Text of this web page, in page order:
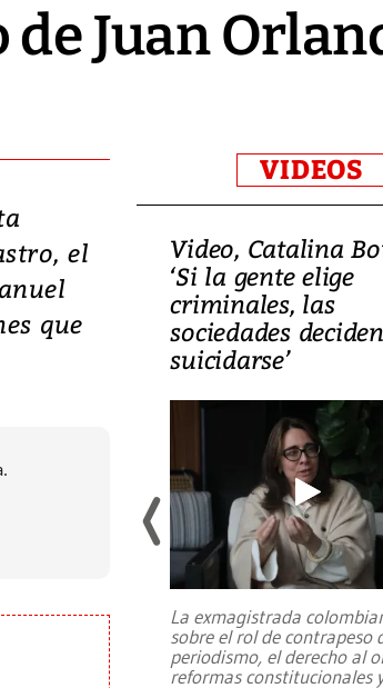
Juan
el
que
VIDEOS
una
Video, Catalina
‘Si la gente elige
criminales, las
sociedades deciden
suicidarse’
La exmagistrada
sobre el rol de contrapeso
periodismo, el derecho al
reformas constitucionales